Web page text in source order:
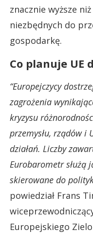
znacznie wyższe
niezbędnych do
gospodarkę.
Co planuje UE
“Europejczycy
zagrożenia
kryzysu
przemysłu, rządów i
działań. Liczby
Eurobarometr służą
skierowane do
powiedział Frans
Europejskiego